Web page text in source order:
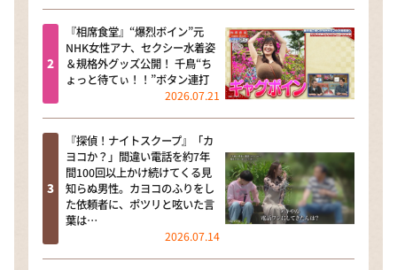
『相席食堂』“爆烈ボイン”元
NHK女性アナ、セクシー水着姿
＆規格外グッズ公開！ 千鳥“ち
ょっと待てぃ！！”ボタン連打
2026.07.21
『探偵！ナイトスクープ』「カ
ヨコか？」間違い電話を約7年
間100回以上かけ続けてくる見
知らぬ男性。カヨコのふりをし
た依頼者に、ポツリと呟いた言
葉は…
2026.07.14